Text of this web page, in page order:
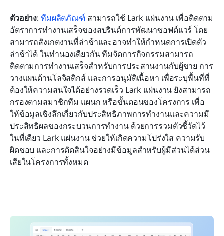
ตัวอย่าง: ทีมผลิตภัณฑ์ สามารถใช้ Lark แผ่นงาน เพื่อติดตาม
อัตราการทำงานเสร็จของสปรินต์การพัฒนาซอฟต์แวร์ โดย
สามารถสังเกตงานที่ล่าช้าและอาจทำให้กำหนดการเปิดตัว
ล่าช้าได้ ในทำนองเดียวกัน ทีมจัดการกิจกรรมสามารถ
ติดตามการทำงานเสร็จสำหรับการประสานงานกับผู้ขาย การ
วางแผนด้านโลจิสติกส์ และการอนุมัติเนื้อหา เพื่อระบุพื้นที่ที่
ต้องให้ความสนใจได้อย่างรวดเร็ว Lark แผ่นงาน ยังสามารถ
กรองตามสมาชิกทีม แผนก หรือขั้นตอนของโครงการ เพื่อ
ให้ข้อมูลเชิงลึกเกี่ยวกับประสิทธิภาพการทำงานและความมี
ประสิทธิผลของกระบวนการทำงาน ด้วยการรวมตัวชี้วัดไว้
ในที่เดียว Lark แผ่นงาน ช่วยให้เกิดความโปร่งใส ความรับ
ผิดชอบ และการตัดสินใจอย่างมีข้อมูลสำหรับผู้มีส่วนได้ส่วน
เสียในโครงการทั้งหมด